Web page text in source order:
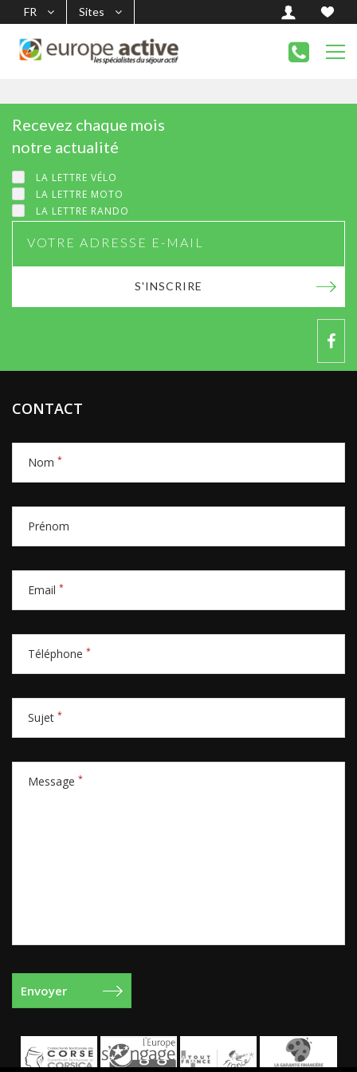
FR Sites
Recevez chaque mois
notre actualité
LA LETTRE VÉLO
LA LETTRE MOTO
LA LETTRE RANDO
S'INSCRIRE
CONTACT
Nom *
Prénom
Email *
Téléphone *
Sujet *
Message *